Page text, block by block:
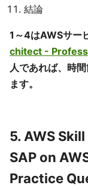
結論
1～4はAWSサー
chitect -
人であれば、時
ます。
5. AWS
SAP on
Practice